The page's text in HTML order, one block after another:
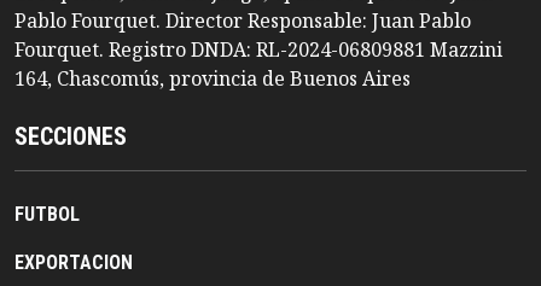
Pablo Fourquet. Director Responsable: Juan Pablo
Fourquet. Registro DNDA: RL-2024-06809881 Mazzini
164, Chascomús, provincia de Buenos Aires
SECCIONES
FUTBOL
EXPORTACION